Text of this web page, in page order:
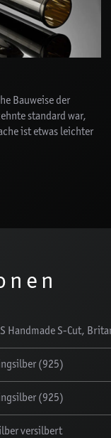
Bauweise der
standard war,
ist etwas leichter
Handmade S-Cut,
(925)
(925)
versilbert